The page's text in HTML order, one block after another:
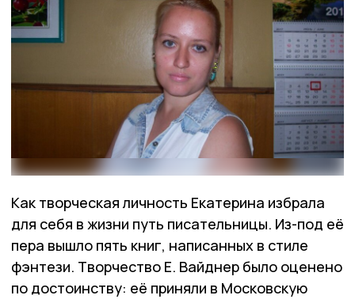
Как творческая личность Екатерина избрала
для себя в жизни путь писательницы. Из-под её
пера вышло пять книг, написанных в стиле
фэнтези. Творчество Е. Вайднер было оценено
по достоинству: её приняли в Московскую